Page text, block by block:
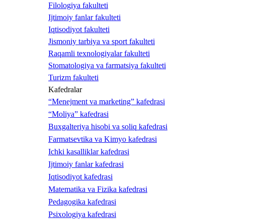
Filologiya fakulteti
Ijtimoiy fanlar fakulteti
Iqtisodiyot fakulteti
Jismoniy tarbiya va sport fakulteti
Raqamli texnologiyalar fakulteti
Stomatologiya va farmatsiya fakulteti
Turizm fakulteti
Kafedralar
“Menejment va marketing” kafedrasi
“Moliya” kafedrasi
Buxgalteriya hisobi va soliq kafedrasi
Farmatsevtika va Kimyo kafedrasi
Ichki kasalliklar kafedrasi
Ijtimoiy fanlar kafedrasi
Iqtisodiyot kafedrasi
Matematika va Fizika kafedrasi
Pedagogika kafedrasi
Psixologiya kafedrasi